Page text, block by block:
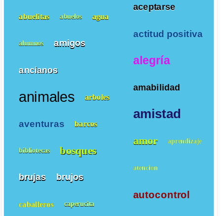
aceptarse
actitud positiva
alegría
amabilidad
amistad
amor aprendizaje
atencion
autocontrol
abuelitas abuelos agua
alumnos amigos
ancianos
animales arboles
aventuras barcos
bibliotecas bosques
brujas brujos
caballeros caperucita